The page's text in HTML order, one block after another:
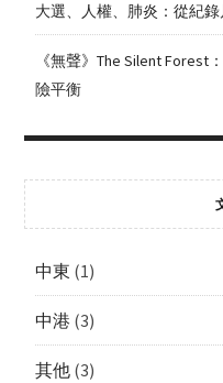
大選、人權、肺炎：從紀
《無聲》The Silent
險平衡
中東 (1)
中港 (3)
其他(3)